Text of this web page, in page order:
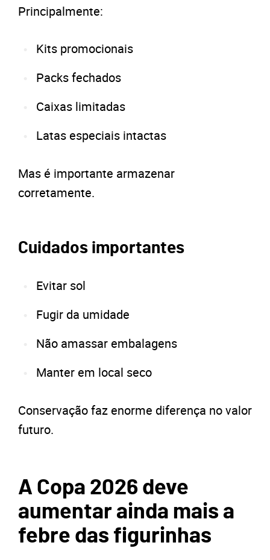
Principalmente:
Kits promocionais
Packs fechados
Caixas limitadas
Latas especiais intactas
Mas é importante armazenar
corretamente.
Cuidados importantes
Evitar sol
Fugir da umidade
Não amassar embalagens
Manter em local seco
Conservação faz enorme diferença no valor
futuro.
A Copa 2026 deve
aumentar ainda mais a
febre das figurinhas